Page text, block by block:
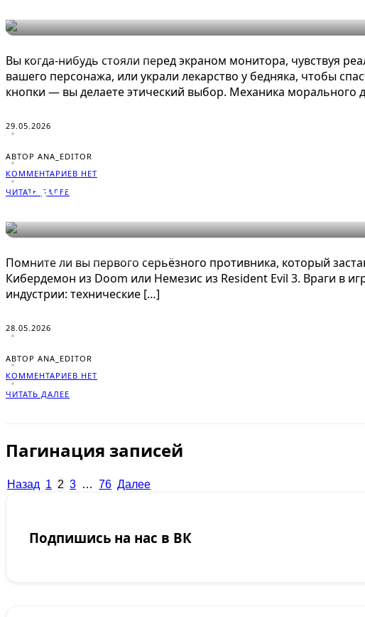
Вы когда-нибудь стояли перед экраном монитора, чувствуя
вашего персонажа, или украли лекарство у бедняка, чтобы
кнопки — вы делаете этический выбор. Механика морального
29.05.2026
АВТОР ANA_EDITOR
КОММЕНТАРИЕВ НЕТ
ЧИТАТЬ ДАЛЕЕ
Эволюция игровых монстров и
Помните ли вы первого серьёзного противника, который
Кибердемон из Doom или Немезис из Resident Evil 3. Враги в
индустрии: технические […]
28.05.2026
АВТОР ANA_EDITOR
КОММЕНТАРИЕВ НЕТ
ЧИТАТЬ ДАЛЕЕ
Пагинация записей
Назад 1 2 3 … 76 Далее
Подпишись на нас в ВК